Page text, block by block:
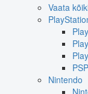
Vaata
Nintendo